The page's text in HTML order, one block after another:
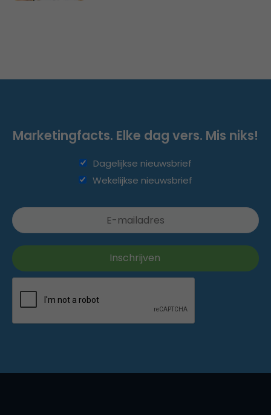
Marketingfacts. Elke dag vers. Mis niks!
Dagelijkse nieuwsbrief
Wekelijkse nieuwsbrief